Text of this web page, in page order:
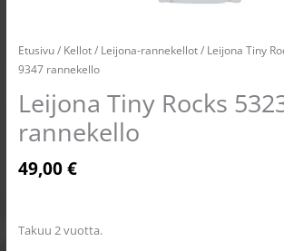
Etusivu/ Kellot/ Leijona-rannekellot/ Leijona Tiny
9347 rannekello
Leijona Tiny Rocks
rannekello
49,00€
Takuu 2 vuotta.